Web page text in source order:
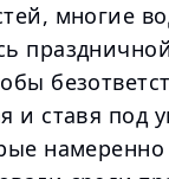
многие
праздничной
и ставя под